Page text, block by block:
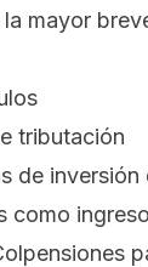
mayor
tributación
de
como